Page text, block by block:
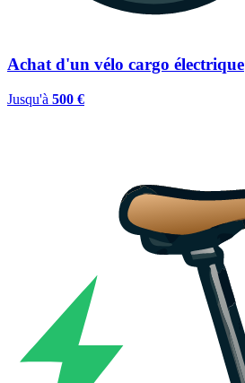
Achat d'un vélo cargo électrique
Jusqu'à 500 €